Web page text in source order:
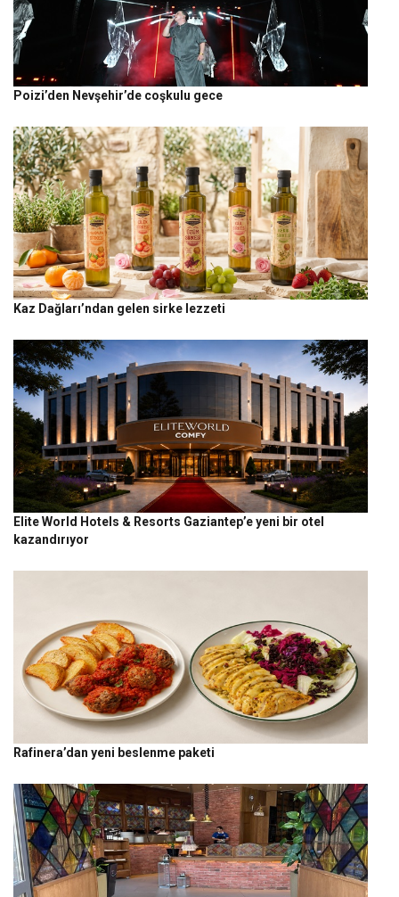
Poizi’den Nevşehir’de coşkulu gece
Kaz Dağları’ndan gelen sirke lezzeti
Elite World Hotels & Resorts Gaziantep’e yeni bir otel
kazandırıyor
Rafinera’dan yeni beslenme paketi